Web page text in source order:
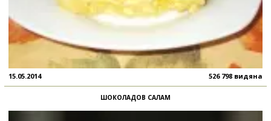
15.05.2014 526 798 видяна
ШОКОЛАДОВ САЛАМ